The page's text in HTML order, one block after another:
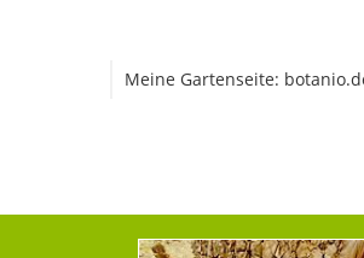
Meine Gartenseite: